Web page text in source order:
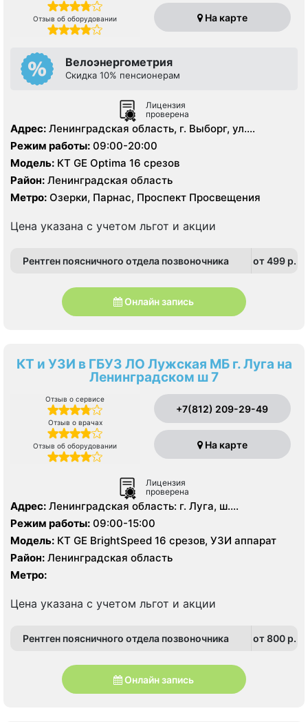
Отзыв об оборудовании На карте
Велоэнергометрия
Скидка 10% пенсионерам
Лицензия
проверена
Адрес: Ленинградская область, г. Выборг, ул.
Ильинская, д.8.
Режим работы: 09:00-20:00
Модель: КТ GE Optima 16 срезов
Район: Ленинградская область
Метро: Озерки, Парнас, Проспект Просвещения
Цена указана с учетом льгот и акции
Рентген поясничного отдела позвоночника от 499 p.
Онлайн запись
КТ и УЗИ в ГБУЗ ЛО Лужская МБ г. Луга на
Ленинградском ш 7
Отзыв о сервисе
Отзыв о врачах
Отзыв об оборудовании
+7(812) 209-29-49
На карте
Лицензия
проверена
Адрес: Ленинградская область: г. Луга, ш.
Ленинградское д. 7
Режим работы: 09:00-15:00
Модель: КТ GE BrightSpeed 16 срезов, УЗИ аппарат
Район: Ленинградская область
Метро:
Цена указана с учетом льгот и акции
Рентген поясничного отдела позвоночника от 800 p.
Онлайн запись